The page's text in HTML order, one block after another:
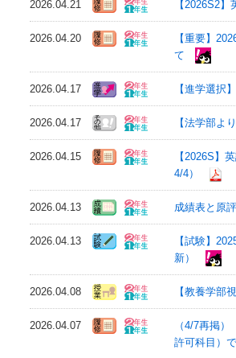
2026.04.21 【2026S2
2026.04.20
【重要】
て
2026.04.17 【進学選択
2026.04.17 【法学部よ
2026.04.15
【2026S】
4/4）
2026.04.13 成績表と原
2026.04.13
【試験】
新）
2026.04.08 【教養学部
2026.04.07
（4/7再掲
許可科目）